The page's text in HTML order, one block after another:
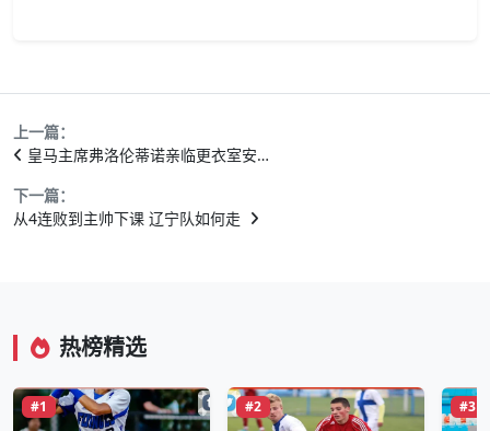
上一篇：
皇马主席弗洛伦蒂诺亲临更衣室安…
下一篇：
从4连败到主帅下课 辽宁队如何走
热榜精选
#1 #2 #3